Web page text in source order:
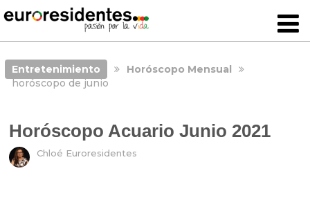
Entretenimiento
Horóscopo Mensual
horóscopo de junio
Horóscopo Acuario Junio 2021
Chloé Euroresidentes